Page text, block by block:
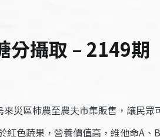
分攝取 – 2149期
災區柿農至農夫市集販售，讓民
色蔬果，營養價值高，維他命A